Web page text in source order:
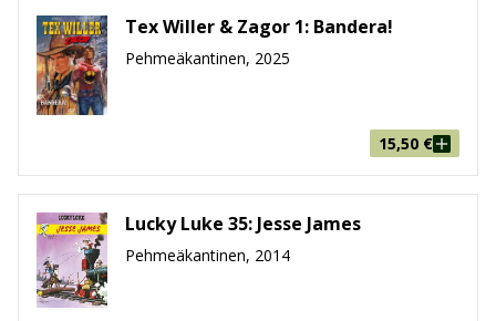
Tex Willer & Zagor 1: Bandera!
Pehmeäkantinen, 2025
15,50 €
Lucky Luke 35: Jesse James
Pehmeäkantinen, 2014